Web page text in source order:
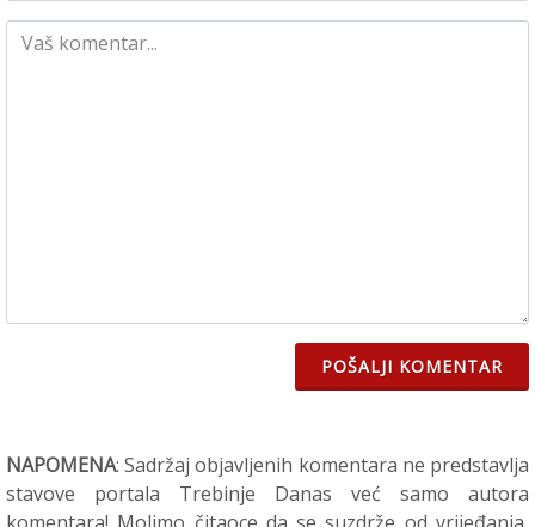
POŠALJI KOMENTAR
NAPOMENA: Sadržaj objavljenih komentara ne predstavlja
stavove portala Trebinje Danas već samo autora